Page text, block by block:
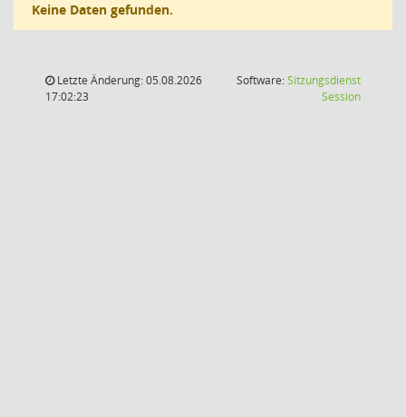
Keine Daten gefunden.
Letzte Änderung: 05.08.2026
17:02:23
Software:Sitzungsdienst
Session(Wird in